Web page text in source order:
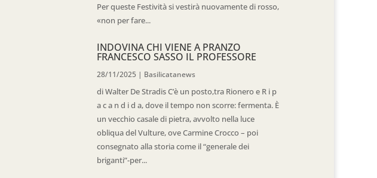
Per queste Festività si vestirà nuovamente di rosso,
«non per fare...
INDOVINA CHI VIENE A PRANZO
FRANCESCO SASSO IL PROFESSORE
28/11/2025 | Basilicatanews
di Walter De Stradis C’è un posto,tra Rionero e R i p
a c a n d i d a, dove il tempo non scorre: fermenta. È
un vecchio casale di pietra, avvolto nella luce
obliqua del Vulture, ove Carmine Crocco – poi
consegnato alla storia come il “generale dei
briganti”-per...